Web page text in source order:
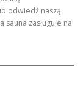
odwiedź naszą
zasługuje na